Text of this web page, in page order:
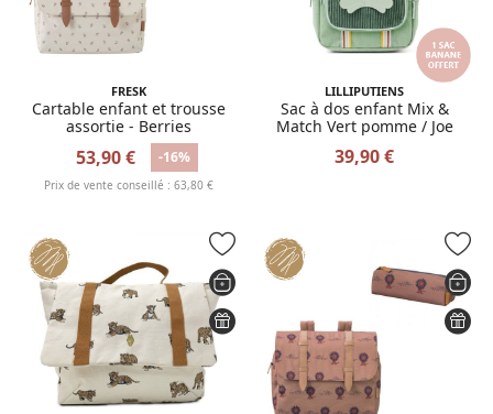
FRESK
Cartable enfant et trousse
assortie - Berries
53,90 € -16%
Prix de vente conseillé : 63,80 €
LILLIPUTIENS
Sac à dos enfant Mix &
Match Vert pomme / Joe
39,90 €